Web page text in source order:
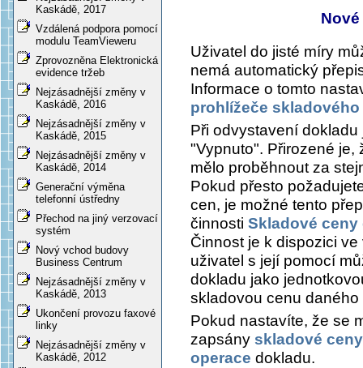
Kaskádě, 2017
Vzdálená podpora pomocí
modulu TeamVieweru
Zprovozněna Elektronická
evidence tržeb
Nejzásadnější změny v
Kaskádě, 2016
Nejzásadnější změny v
Kaskádě, 2015
Nejzásadnější změny v
Kaskádě, 2014
Generační výměna
telefonní ústředny
Přechod na jiný verzovací
systém
Nový vchod budovy
Business Centrum
Nejzásadnější změny v
Kaskádě, 2013
Ukončení provozu faxové
linky
Nejzásadnější změny v
Kaskádě, 2012
Uživatel do jisté míry
nemá automatický
Informace o tomto
prohlížeče
Při odvystavení
"Vypnuto". Přirozené
mělo proběhnout za
Pokud přesto
cen, je možné tento
činnosti Skladové
Činnost je k dispozici
uživatel s její pomocí
dokladu jako
skladovou cenu
Pokud nastavíte, že se
zapsány skladové ceny
operace dokladu.